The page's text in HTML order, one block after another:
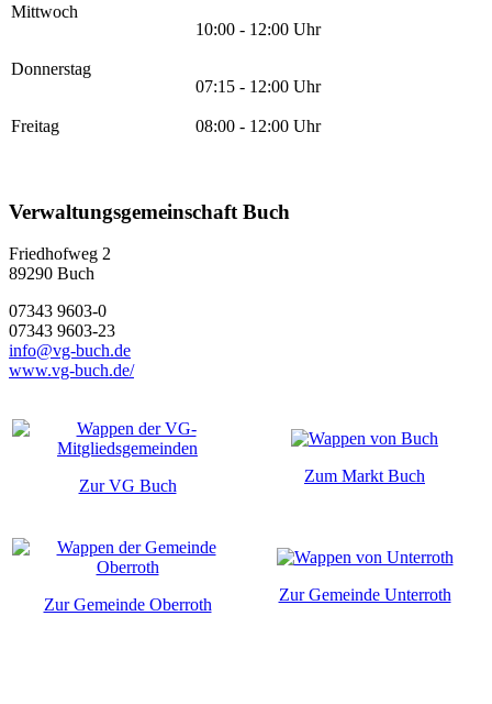
Mittwoch
10:00 - 12:00 Uhr
Donnerstag
07:15 - 12:00 Uhr
Freitag 08:00 - 12:00 Uhr
Verwaltungsgemeinschaft Buch
Friedhofweg 2
89290 Buch
07343 9603-0
07343 9603-23
info@vg-buch.de
www.vg-buch.de/
Zur VG Buch
Zum Markt Buch
Zur Gemeinde Oberroth
Zur Gemeinde Unterroth